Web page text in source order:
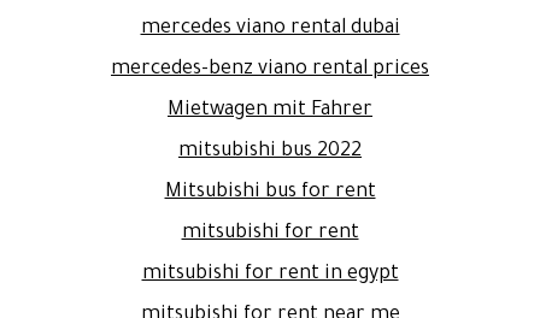
mercedes viano rental dubai
mercedes-benz viano rental prices
Mietwagen mit Fahrer
mitsubishi bus 2022
Mitsubishi bus for rent
mitsubishi for rent
mitsubishi for rent in egypt